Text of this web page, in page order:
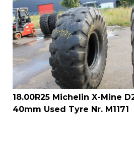
18.00R25 Michelin X-Mine
40mm Used Tyre Nr. M1171